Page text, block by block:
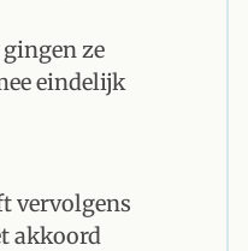
ze
eindelijk
vervolgens
akkoord